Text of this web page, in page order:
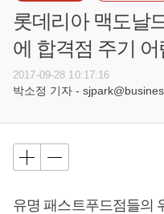
롯데리아 맥도날
에 합격점 주기 어
2017-09-28 10:17:16
박소정 기자 -
유명 패스트푸드점들의